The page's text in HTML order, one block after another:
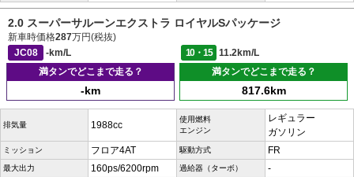
2.0 スーパーサルーンエクストラ ロイヤルSパッケージ
新車時価格287万円(税抜)
JC08
-km/L 10・15
11.2km/L
満タンでどこまで走る？
-km
満タンでどこまで走る？
817.6km
排気量 1988cc
使用燃料
エンジン
レギュラー
ガソリン
ミッション フロア4AT 駆動方式 FR
最大出力 160ps/6200rpm 過給器（ターボ） -